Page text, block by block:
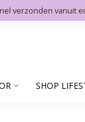
verzonden vanuit
SHOP